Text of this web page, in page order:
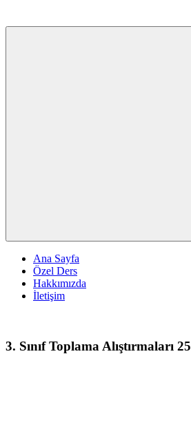
Ana Sayfa
Özel Ders
Hakkımızda
İletişim
3. Sınıf Toplama Alıştırmaları 25